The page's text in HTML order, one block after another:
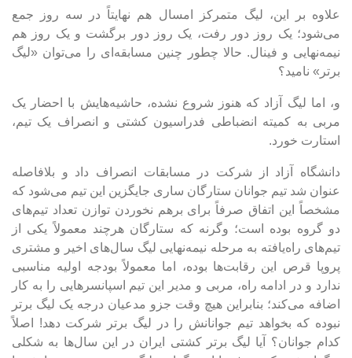
علاوه بر این، لیگ متمرکز امسال هم نهایتاً در سه روز جمع
می‌شود؛ یک روز دور رفت، یک روز دور برگشت و یک روز هم
نیمه‌نهایی و فینال. حالا چطور چنین مسابقه‌ای را می‌توان «لیگ
برتر» نامید؟
و، اما لیگ آزاد که هنوز شروع نشده، حاشیه‌هایش با احضار یک
مربی به کمیته انضباطی فدراسیون کشتی و انصراف یک تیم،
استارت خورد.
دانشگاه آزاد از شرکت در مسابقات انصراف داد و بلافاصله
عنوان شد تیم جوانان ستارگان ساری جایگزین این تیم می‌شود که
مشخصاً این اتفاق صرفاً برای برهم نخوردن توازن تعداد تیم‌های
دو گروه بوده است؛ وگرنه که ستارگان هرچند معمولاً یکی از
تیم‌های راه‌یافته به مرحله نیمه‌نهایی لیگ سال‌های اخیر و مشتری
پروپا قرص این رقابت‌ها بوده، اما معمولاً بودجه اولیه مناسبی
ندارد و در ادامه راه، مربی و مدیر این تیم اسپانسر‌هایی را به کار
اضافه می‌کند؛ بنابراین هیچ وقت جزو مدعیان درجه یک لیگ برتر
نبوده که بخواهد تیم جوانانش را در لیگ برتر شرکت دهد! اصلاً
کدام جوانان؟ آیا لیگ برتر کشتی ایران در این سال‌ها به شکلی